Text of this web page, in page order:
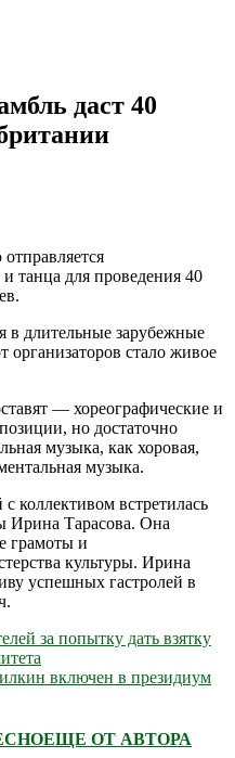
даст 40
танца для проведения 40
в длительные зарубежные
стало живое
— хореографические и
но достаточно
музыка, как хоровая,
музыка.
коллективом встретилась
Ирина Тарасова. Она
грамоты и
культуры. Ирина
успешных гастролей в
за попытку дать взятку
включен в президиум
ЕЩЕ ОТ АВТОРА